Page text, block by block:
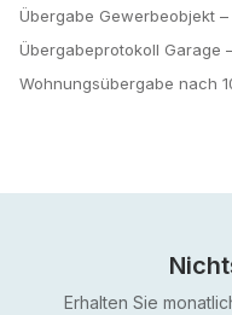
Übergabe Gewerbeobjekt
Übergabeprotokoll Garage
Wohnungsübergabe nach
Erhalten Sie